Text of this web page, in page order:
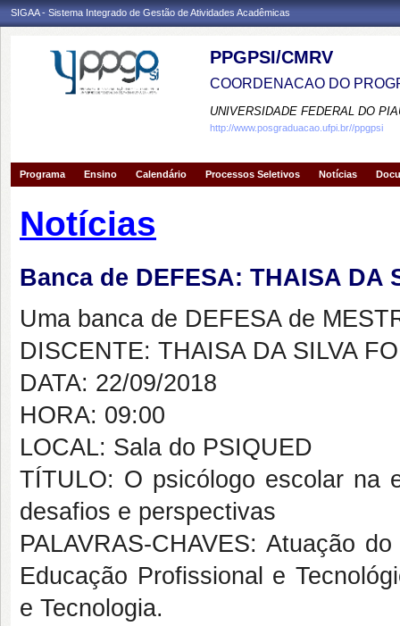
SIGAA - Sistema Integrado de Gestão de Atividades Acadêmicas
PPGPSI/CMRV
COORDENACAO DO
UNIVERSIDADE FEDERAL DO
http://www.posgraduacao.ufpi.br//ppgpsi
Programa Ensino Calendário Processos Seletivos Notícias
Notícias
Banca de DEFESA: THAISA DA
Uma banca de DEFESA de
DISCENTE: THAISA DA SILVA
DATA: 22/09/2018
HORA: 09:00
LOCAL: Sala do PSIQUED
TÍTULO: O psicólogo escolar na
desafios e perspectivas
PALAVRAS-CHAVES: Atuação
Educação Profissional e
e Tecnologia.